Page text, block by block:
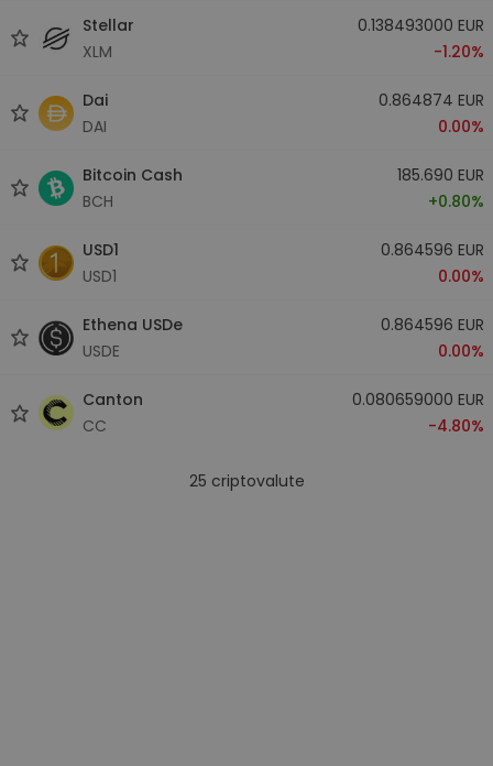
Stellar
XLM
0.138493000 EUR
-1.20%
Dai
DAI
0.864874 EUR
0.00%
Bitcoin Cash
BCH
185.690 EUR
+0.80%
USD1
USD1
0.864596 EUR
0.00%
Ethena USDe
USDE
0.864596 EUR
0.00%
Canton
CC
0.080659000 EUR
-4.80%
25 criptovalute